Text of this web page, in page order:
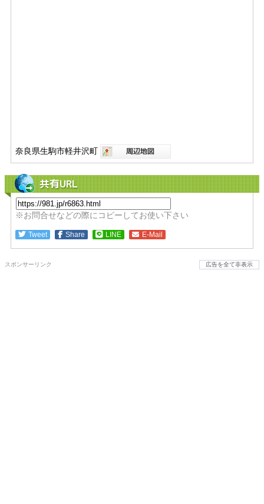
奈良県生駒市軽井沢町
共有URL
※お問合せなどの際にコピーしてお使い下さい
Tweet Share LINE E-Mail
スポンサーリンク 広告を全て非表示